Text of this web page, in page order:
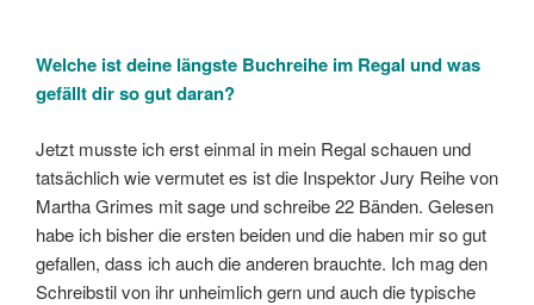
Welche ist deine längste Buchreihe im Regal und was
gefällt dir so gut daran?
Jetzt musste ich erst einmal in mein Regal schauen und
tatsächlich wie vermutet es ist die Inspektor Jury Reihe von
Martha Grimes mit sage und schreibe 22 Bänden. Gelesen
habe ich bisher die ersten beiden und die haben mir so gut
gefallen, dass ich auch die anderen brauchte. Ich mag den
Schreibstil von ihr unheimlich gern und auch die typische